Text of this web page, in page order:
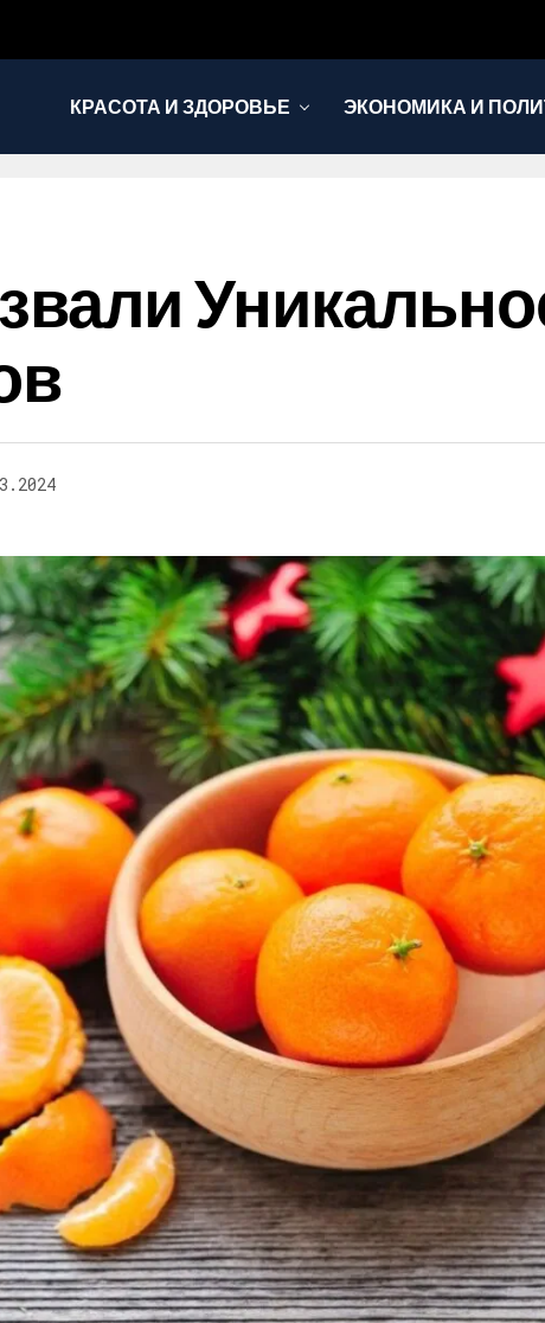
КРАСОТА И ЗДОРОВЬЕ ЭКОНОМИКА И